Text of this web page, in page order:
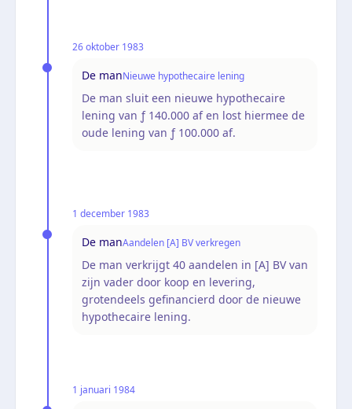
26 oktober 1983
De manNieuwe hypothecaire lening
De man sluit een nieuwe hypothecaire
lening van ƒ 140.000 af en lost hiermee de
oude lening van ƒ 100.000 af.
1 december 1983
De manAandelen [A] BV verkregen
De man verkrijgt 40 aandelen in [A] BV van
zijn vader door koop en levering,
grotendeels gefinancierd door de nieuwe
hypothecaire lening.
1 januari 1984